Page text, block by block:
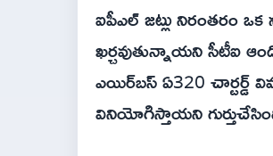
ఐపీఎల్ జట్లు నిరంతరం
ఖర్చవుతున్నాయని సీటీఐ
ఎయిర్‌బస్ ఏ320 చార్టర్డ్
వినియోగిస్తాయని